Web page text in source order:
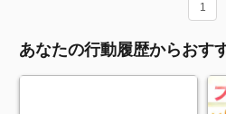
1
あなたの行動履歴からおす